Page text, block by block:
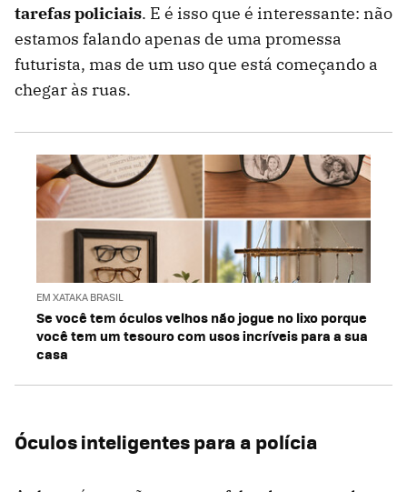
tarefas policiais. E é isso que é interessante: não
estamos falando apenas de uma promessa
futurista, mas de um uso que está começando a
chegar às ruas.
EM XATAKA BRASIL
Se você tem óculos velhos não jogue no lixo porque
você tem um tesouro com usos incríveis para a sua
casa
Óculos inteligentes para a polícia